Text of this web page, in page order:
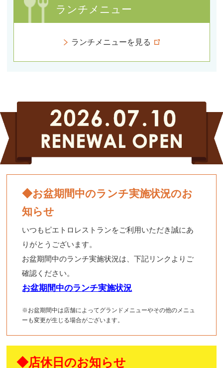
ランチメニュー
ランチメニューを見る
◆お盆期間中のランチ実施状況のお
知らせ
いつもピエトロレストランをご利用いただき誠にあ
りがとうございます。
お盆期間中のランチ実施状況は、下記リンクよりご
確認ください。
お盆期間中のランチ実施状況
※お盆期間中は店舗によってグランドメニューやその他のメニュ
ーも変更が生じる場合がございます。
◆店休日のお知らせ